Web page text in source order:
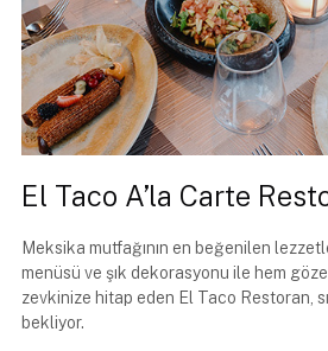
El Taco A’la Carte
Meksika mutfağının en beğenilen
menüsü ve şık dekorasyonu ile hem
zevkinize hitap eden El Taco Restoran,
bekliyor.